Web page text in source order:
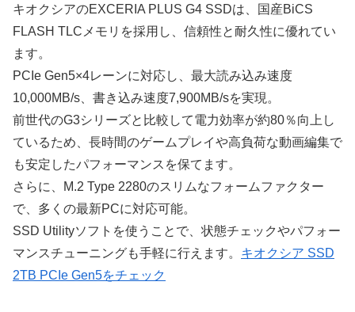
キオクシアのEXCERIA PLUS G4 SSDは、国産BiCS
FLASH TLCメモリを採用し、信頼性と耐久性に優れてい
ます。
PCIe Gen5×4レーンに対応し、最大読み込み速度
10,000MB/s、書き込み速度7,900MB/sを実現。
前世代のG3シリーズと比較して電力効率が約80％向上し
ているため、長時間のゲームプレイや高負荷な動画編集で
も安定したパフォーマンスを保てます。
さらに、M.2 Type 2280のスリムなフォームファクター
で、多くの最新PCに対応可能。
SSD Utilityソフトを使うことで、状態チェックやパフォー
マンスチューニングも手軽に行えます。 キオクシア SSD
2TB PCIe Gen5をチェック